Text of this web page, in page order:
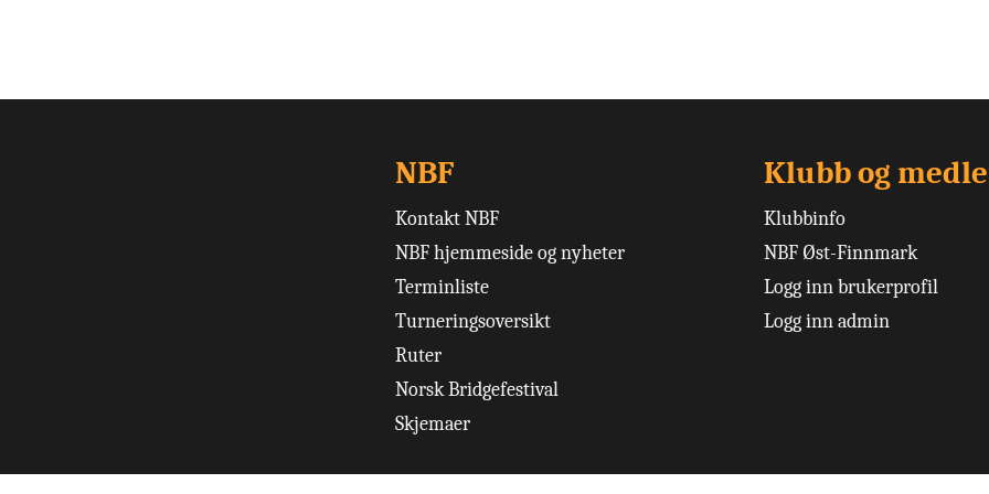
NBF
Kontakt NBF
NBF hjemmeside og nyheter
Terminliste
Turneringsoversikt
Ruter
Norsk Bridgefestival
Skjemaer
Klubb og
Klubbinfo
NBF Øst-Finnmark
Logg inn brukerprofil
Logg inn admin